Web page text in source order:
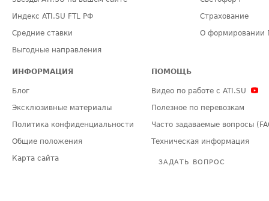
Индекс ATI.SU FTL РФ
Средние ставки
Выгодные направления
Страхование
О формировании
ИНФОРМАЦИЯ
Блог
Эксклюзивные материалы
Политика конфиденциальности
Общие положения
Карта сайта
ПОМОЩЬ
Видео по работе с ATI.SU
Полезное по перевозкам
Часто задаваемые вопросы
Техническая информация
ЗАДАТЬ ВОПРОС